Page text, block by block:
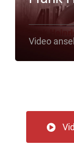
Video